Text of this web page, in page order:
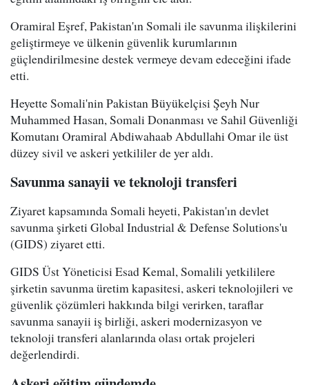
Oramiral Eşref, Pakistan'ın Somali ile savunma ilişkilerini
geliştirmeye ve ülkenin güvenlik kurumlarının
güçlendirilmesine destek vermeye devam edeceğini ifade
etti.
Heyette Somali'nin Pakistan Büyükelçisi Şeyh Nur
Muhammed Hasan, Somali Donanması ve Sahil Güvenliği
Komutanı Oramiral Abdiwahaab Abdullahi Omar ile üst
düzey sivil ve askeri yetkililer de yer aldı.
Savunma sanayii ve teknoloji transferi
Ziyaret kapsamında Somali heyeti, Pakistan'ın devlet
savunma şirketi Global Industrial & Defense Solutions'u
(GIDS) ziyaret etti.
GIDS Üst Yöneticisi Esad Kemal, Somalili yetkililere
şirketin savunma üretim kapasitesi, askeri teknolojileri ve
güvenlik çözümleri hakkında bilgi verirken, taraflar
savunma sanayii iş birliği, askeri modernizasyon ve
teknoloji transferi alanlarında olası ortak projeleri
değerlendirdi.